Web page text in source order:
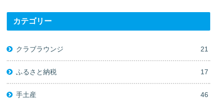
カテゴリー
クラブラウンジ 21
ふるさと納税 17
手土産 46